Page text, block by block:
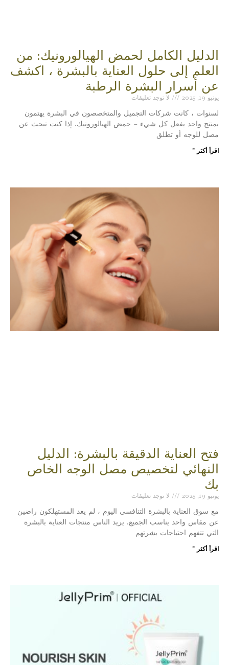
الدليل الكامل لحمض الهيالورونيك: من
العلم إلى حلول العناية بالبشرة ، اكشف
عن أسرار البشرة الرطبة
يونيو 19, 2025 لا توجد تعليقات
لسنوات ، كانت شركات التجميل والمتخصصون في البشرة يهتمون
بمنتج واحد يفعل كل شيء – حمض الهيالورونيك. إذا كنت تبحث عن
مصل للوجه أو تطلق
اقرأ أكثر "
فتح العناية الدقيقة بالبشرة: الدليل
النهائي لتخصيص مصل الوجه الخاص
بك
يونيو 19, 2025 لا توجد تعليقات
مع سوق العناية بالبشرة التنافسي اليوم ، لم يعد المستهلكون راضين
عن مقاس واحد يناسب الجميع. يريد الناس منتجات العناية بالبشرة
التي تتفهم احتياجات بشرتهم
اقرأ أكثر "